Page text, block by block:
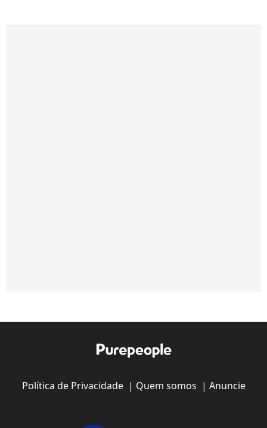
Política de Privacidade| Quem somos | Anuncie